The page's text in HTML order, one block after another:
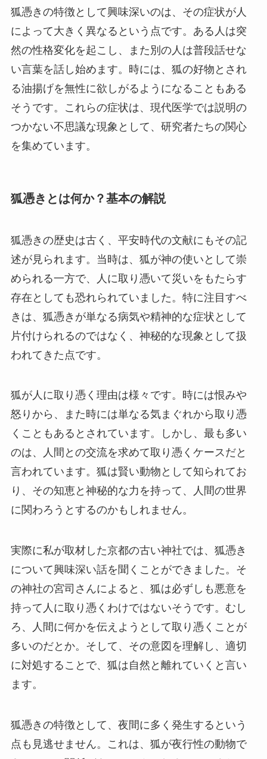
狐憑きの特徴として興味深いのは、その症状が人
によって大きく異なるという点です。ある人は突
然の性格変化を起こし、また別の人は普段話せな
い言葉を話し始めます。時には、狐の好物とされ
る油揚げを無性に欲しがるようになることもある
そうです。これらの症状は、現代医学では説明の
つかない不思議な現象として、研究者たちの関心
を集めています。
狐憑きとは何か？基本の解説
狐憑きの歴史は古く、平安時代の文献にもその記
述が見られます。当時は、狐が神の使いとして崇
められる一方で、人に取り憑いて災いをもたらす
存在としても恐れられていました。特に注目すべ
きは、狐憑きが単なる病気や精神的な症状として
片付けられるのではなく、神秘的な現象として扱
われてきた点です。
狐が人に取り憑く理由は様々です。時には恨みや
怒りから、また時には単なる気まぐれから取り憑
くこともあるとされています。しかし、最も多い
のは、人間との交流を求めて取り憑くケースだと
言われています。狐は賢い動物として知られてお
り、その知恵と神秘的な力を持って、人間の世界
に関わろうとするのかもしれません。
実際に私が取材した京都の古い神社では、狐憑き
について興味深い話を聞くことができました。そ
の神社の宮司さんによると、狐は必ずしも悪意を
持って人に取り憑くわけではないそうです。むし
ろ、人間に何かを伝えようとして取り憑くことが
多いのだとか。そして、その意図を理解し、適切
に対処することで、狐は自然と離れていくと言い
ます。
狐憑きの特徴として、夜間に多く発生するという
点も見逃せません。これは、狐が夜行性の動物で